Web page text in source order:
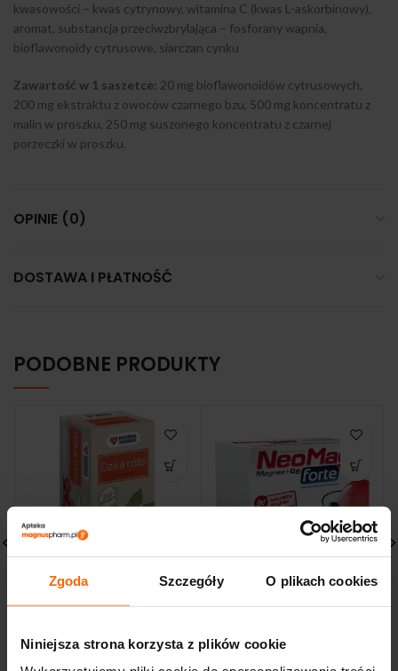
Zgoda Szczegóły O plikach cookies
Niniejsza strona korzysta z plików cookie
kwasowości – kwas cytrynowy, witamina C (kwas L-askorbinowy),
aromat, substancja przeciwzbrylająca – fosforany wapnia,
bioflawonoidy cytrusowe, siarczan cynku
Zawartość w 1 saszetce: 20 mg bioflawonoidów cytrusowych,
200 mg ekstraktu z owoców czarnego bzu, 500 mg koncentratu z
malin w proszku, 250 mg suszonego koncentratu z czarnej
porzeczki w proszku.
OPINIE (0)
DOSTAWA I PŁATNOŚĆ
PODOBNE PRODUKTY
RODZINA ZDROWIA
herbatka do
20 saszetek
Neomag Forte
Suplement diety
tabletek